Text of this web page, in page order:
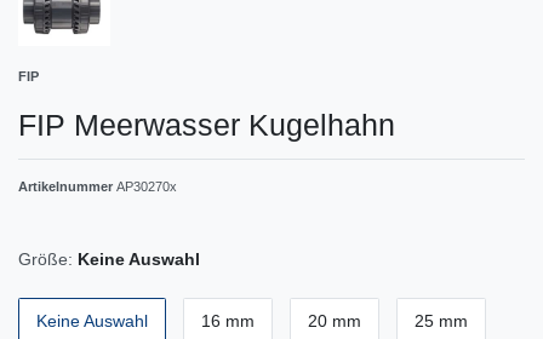
FIP
FIP Meerwasser Kugelhahn
Artikelnummer AP30270x
Größe: Keine Auswahl
Keine Auswahl 16 mm 20 mm 25 mm